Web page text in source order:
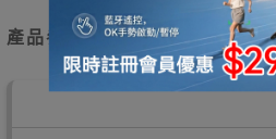
產品參數